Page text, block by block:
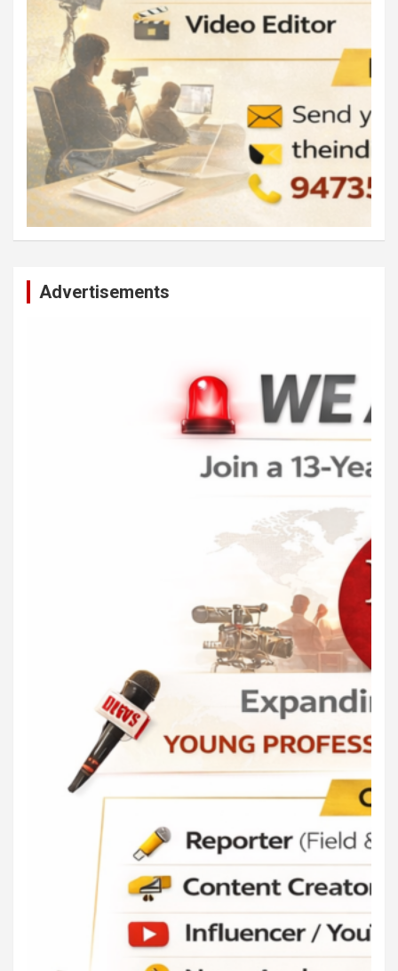
Advertisements